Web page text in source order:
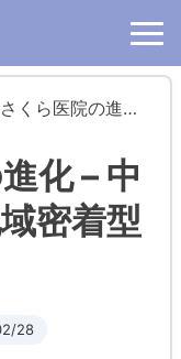
の進化 – 中山院長が語る、地域密着型医療
化 – 中
密着型
28